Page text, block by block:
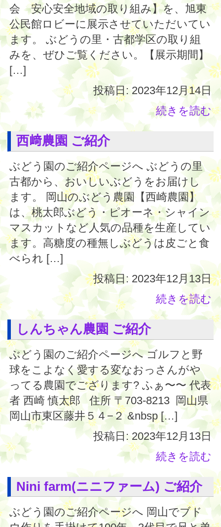
会 安心安全地域の取り組み】を、旭東
公民館ロビーに展示させていただいてい
ます。 ぶどうの里・古都学区の取り組
みを、ぜひご覧ください。【展示期間】
[…]
投稿日: 2023年12月14日
続きを読む
西﨑農園 ご紹介
ぶどう園のご紹介ページへ ぶどうの里
古都から、おいしいぶどうをお届けし
ます。 岡山のぶどう農園【西崎農園】
は、桃太郎ぶどう・ピオーネ・シャイン
マスカットなど人気の品種を生産してい
ます。高糖度の種無しぶどうは皮ごと食
べられ […]
投稿日: 2023年12月13日
続きを読む
しんちゃん農園 ご紹介
ぶどう園のご紹介ページへ ゴルフと野
球をこよなく愛する変なおっさんがや
ってる農園でござります? ふぁ〜〜 代表
者 西崎 慎太郎 住所 〒703-8213 岡山県
岡山市東区藤井５４−２ &nbsp […]
投稿日: 2023年12月13日
続きを読む
Nini farm(ニニファーム) ご紹介
ぶどう園のご紹介ページへ 岡山でブド